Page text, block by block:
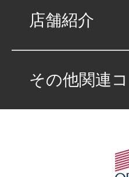
①オリックスグル
営上必要な各種の
②お客さまにより
https://
店舗紹介
その他関連